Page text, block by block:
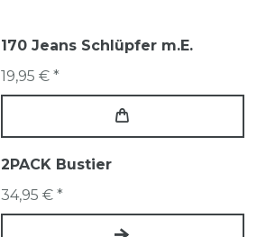
170 Jeans Schlüpfer m.E.
19,95 € *
2PACK Bustier
34,95 € *